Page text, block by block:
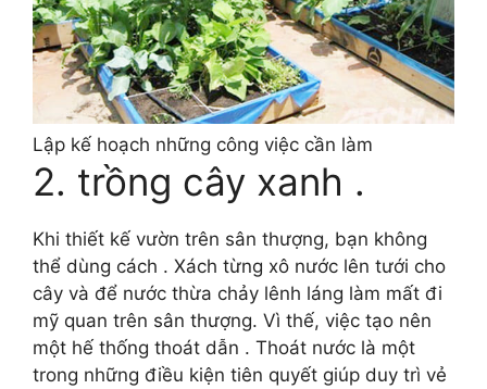
Lập kế hoạch những công việc cần làm
2. trồng cây xanh .
Khi thiết kế vườn trên sân thượng, bạn không
thể dùng cách . Xách từng xô nước lên tưới cho
cây và để nước thừa chảy lênh láng làm mất đi
mỹ quan trên sân thượng. Vì thế, việc tạo nên
một hế thống thoát dẫn . Thoát nước là một
trong những điều kiện tiên quyết giúp duy trì vẻ